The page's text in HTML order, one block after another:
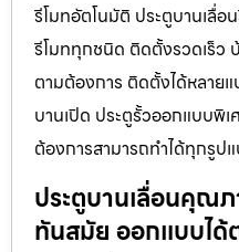
รีโมทอัตโนมัติ ประตูบานเลื่อ
รีโมททุกชนิด ติดตั้งรวดเร็ว
ตามต้องการ ติดตั้งได้หลาย
บานเปิด ประตูรั้วออกแบบพิ
ต้องการสามารถทำได้ทุกรูป
ประตูบานเลื่อนคุณ
ทันสมัย ออกแบบได้